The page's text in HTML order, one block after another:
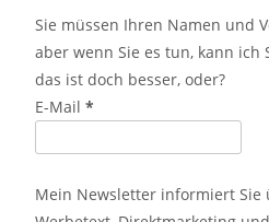
Sie müssen Ihren Namen und
aber wenn Sie es tun, kann ich
das ist doch besser, oder?
E-Mail *
Mein Newsletter informiert Sie